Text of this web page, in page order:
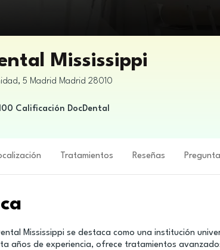
Mississippi
5 Madrid Madrid 28010
Calificación DocDental
Tratamientos Reseñas
Mississippi se destaca como una institución
años de experiencia, ofrece tratamientos